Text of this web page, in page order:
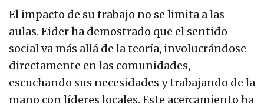
El impacto de su trabajo no se limita a las
aulas. Eider ha demostrado que el sentido
social va más allá de la teoría, involucrándose
directamente en las comunidades,
escuchando sus necesidades y trabajando de la
mano con líderes locales. Este acercamiento ha